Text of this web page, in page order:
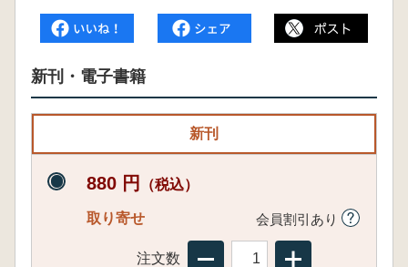
新刊・電子書籍
新刊
880 円 （税込）
取り寄せ 会員割引あり
注文数